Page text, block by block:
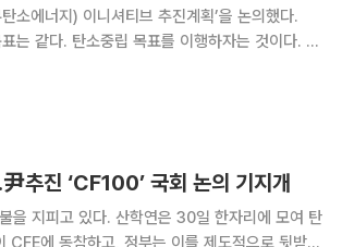
소에너지) 이니셔티브 추진계획’을 논의했다.
같다. 탄소중립 목표를 이행하자는 것이다. 차
추진 ‘CF100’ 국회 논의 기지개
을 지피고 있다. 산학연은 30일 한자리에 모여 탄
에 동참하고, 정부는 이를 제도적으로 뒷받침